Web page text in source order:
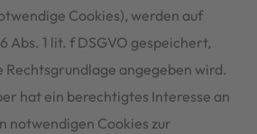
Cookies), werden auf
Abs. 1 lit. f DSGVO gespeichert,
Rechtsgrundlage angegeben wird.
hat ein berechtigtes Interesse an
notwendigen Cookies zur